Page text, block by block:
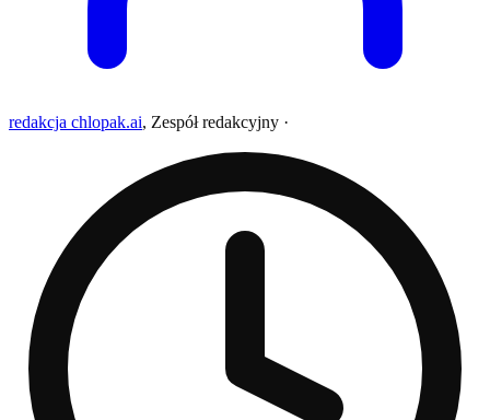
redakcja chlopak.ai, Zespół redakcyjny ·